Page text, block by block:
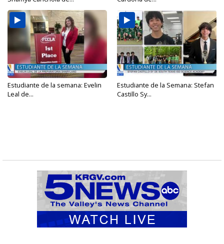
Estudiante de la semana: Evelin
Leal de...
Estudiante de la Semana: Stefan
Castillo Sy...